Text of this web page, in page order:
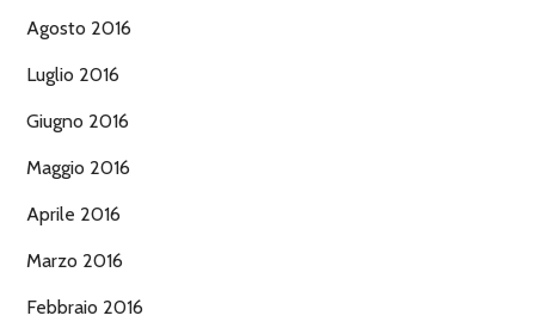
Agosto 2016
Luglio 2016
Giugno 2016
Maggio 2016
Aprile 2016
Marzo 2016
Febbraio 2016